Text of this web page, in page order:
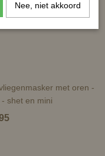
met oren -
- shet en mini
Nee, niet akkoord